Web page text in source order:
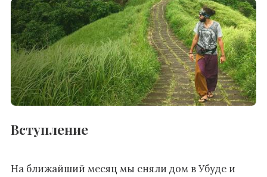
Вступление
На ближайший месяц мы сняли дом в Убуде и